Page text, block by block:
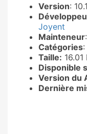
Version:
Joyent
Mainteneur:
Catégories:
Taille: 16.01
Disponible
Version du
Dernière